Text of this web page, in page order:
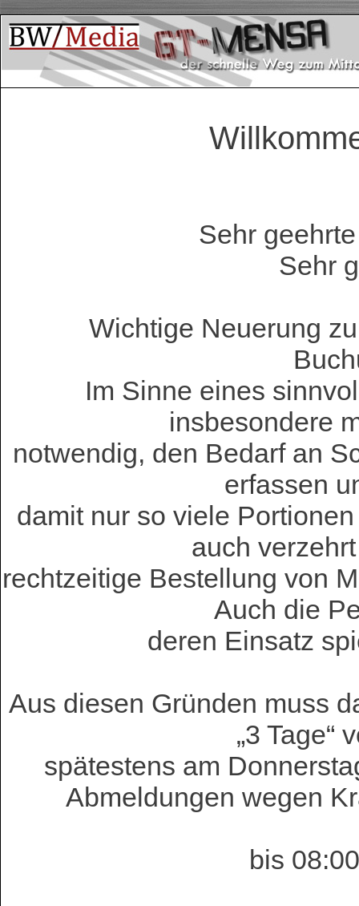
Sehr
Sehr
Wichtige Neuerung
Im Sinne eines
insbesondere
notwendig, den Bedarf an
erfassen
damit nur so viele
auch
rechtzeitige Bestellung von
Auch die
deren Einsatz
Aus diesen Gründen muss
„3 Tage“
spätestens am
Abmeldungen wegen
bis